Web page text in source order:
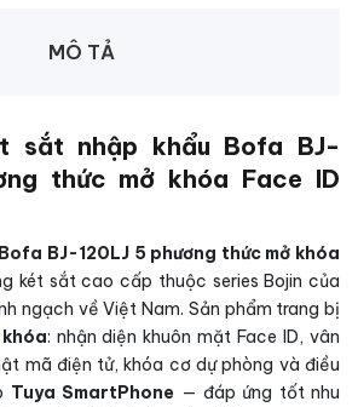
MÔ TẢ
sắt nhập khẩu Bofa BJ-
thức mở khóa Face ID
BJ-120LJ 5 phương thức mở khóa
két sắt cao cấp thuộc series Bojin của
ngạch về Việt Nam. Sản phẩm trang bị
: nhận diện khuôn mặt Face ID, vân
mã điện tử, khóa cơ dự phòng và điều
Tuya SmartPhone — đáp ứng tốt nhu